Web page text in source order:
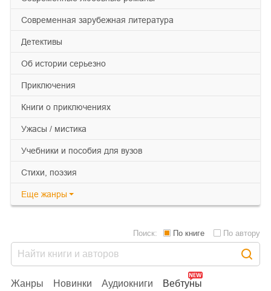
современная зарубежная литература
детективы
об истории серьезно
приключения
книги о приключениях
ужасы / мистика
учебники и пособия для вузов
cтихи, поэзия
Еще жанры
Жанры Новинки Аудиокниги Вебтуны
Поиск: По книге По автору